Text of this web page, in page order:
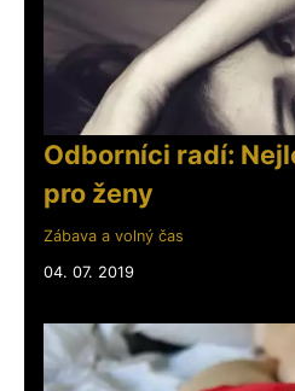
Odborníci radí:
pro ženy
Zábava a volný čas
04. 07. 2019